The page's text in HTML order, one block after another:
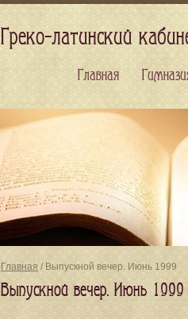
Главная / Выпускной вечер. Июнь 1999
Выпускной вечер. Июнь 1999
Греко-латинский
Главная